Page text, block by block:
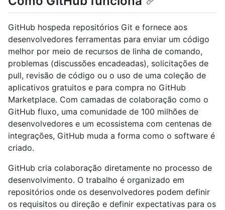
GitHub hospeda repositórios Git e fornece aos
desenvolvedores ferramentas para enviar um código
melhor por meio de recursos de linha de comando,
problemas (discussões encadeadas), solicitações de
pull, revisão de código ou o uso de uma coleção de
aplicativos gratuitos e para compra no GitHub
Marketplace. Com camadas de colaboração como o
GitHub fluxo, uma comunidade de 100 milhões de
desenvolvedores e um ecossistema com centenas de
integrações, GitHub muda a forma como o software é
criado.
GitHub cria colaboração diretamente no processo de
desenvolvimento. O trabalho é organizado em
repositórios onde os desenvolvedores podem definir
os requisitos ou direção e definir expectativas para os